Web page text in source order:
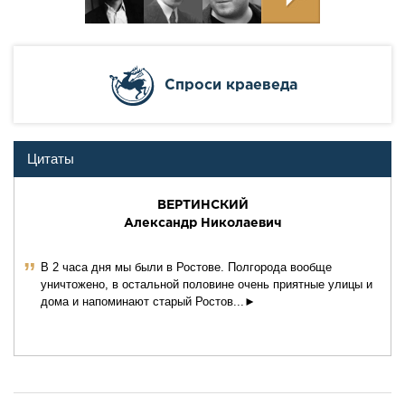
Cпроси краеведа
Цитаты
ВЕРТИНСКИЙ
Александр Николаевич
ˮ В 2 часа дня мы были в Ростове. Полгорода вообще
уничтожено, в остальной половине очень приятные улицы и
дома и напоминают старый Ростов...►